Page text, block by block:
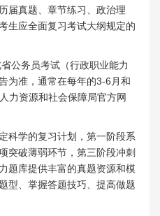
届真题、章节练习、政治理
生应全面复习考试大纲规定的
公务员考试（行政职业能力
为准，通常在每年的3-6月和
力资源和社会保障局官方网
科学的复习计划，第一阶段系
突破薄弱环节，第三阶段冲刺
题库提供丰富的真题资源和模
型、掌握答题技巧、提高做题